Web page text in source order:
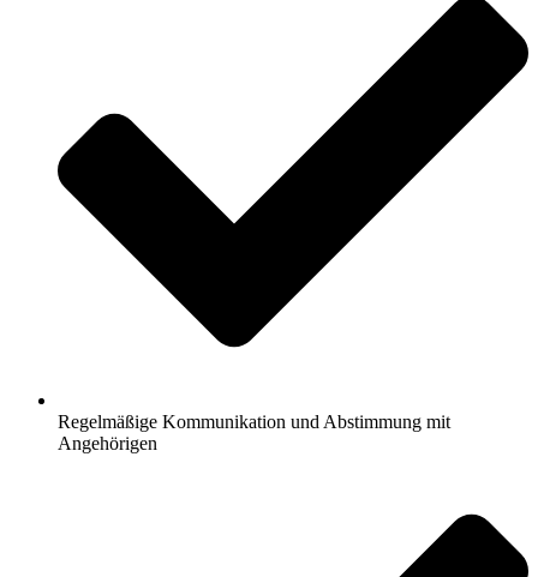
Regelmäßige Kommunikation und Abstimmung mit
Angehörigen